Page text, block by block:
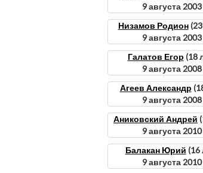
9 августа 2003
Низамов Родион(23
9 августа 2003
Галатов Егор (18
9 августа 2008
Агеев Александр
9 августа 2008
Аниковский Андрей
9 августа 2010
Балакан Юрий (16
9 августа 2010